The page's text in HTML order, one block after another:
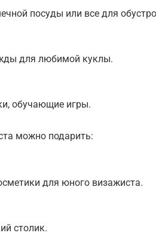
посуды или все для
для любимой куклы.
обучающие игры.
можно подарить:
для юного визажиста.
столик.